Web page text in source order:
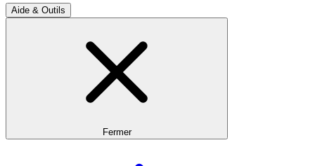
Aide & Outils
Fermer